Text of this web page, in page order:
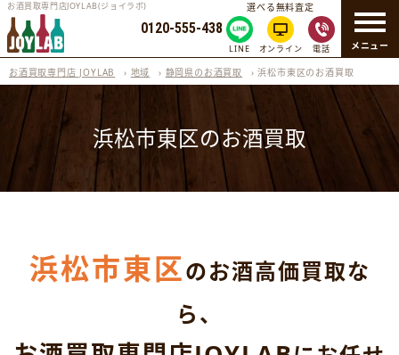
メニュー
お酒買取専門店JOYLAB(ジョイラボ)
0120-555-438
選べる無料査定
LINE オンライン 電話
お酒買取専門店 JOYLAB › 地域 › 静岡県のお酒買取 ›浜松市東区のお酒買取
浜松市東区のお酒買取
浜松市東区のお酒高価買取な
ら、